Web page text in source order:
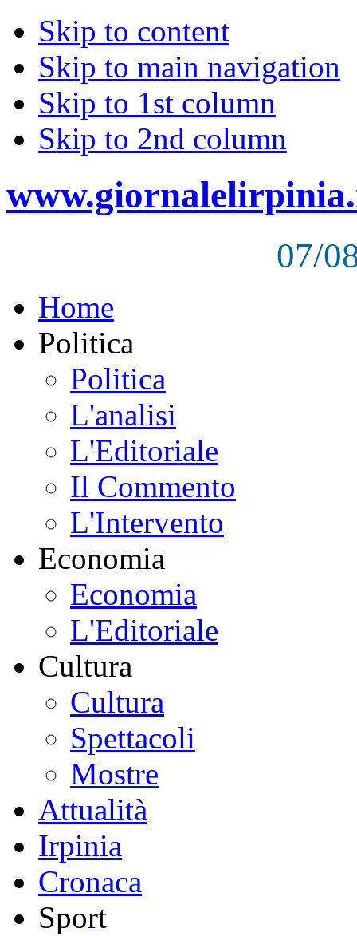
Skip to content
Skip to main navigation
Skip to 1st column
Skip to 2nd column
07/
Home
Politica
Politica
L'analisi
L'Editoriale
Il Commento
L'Intervento
Economia
Economia
L'Editoriale
Cultura
Cultura
Spettacoli
Mostre
Attualità
Irpinia
Cronaca
Sport